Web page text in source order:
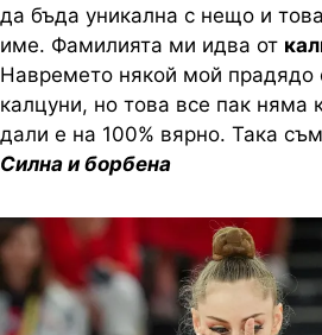
да бъда уникална с нещо и
име. Фамилията ми идва от
Навремето някой мой прадядо
калцуни, но това все пак няма
дали е на 100% вярно. Така
Силна и борбена